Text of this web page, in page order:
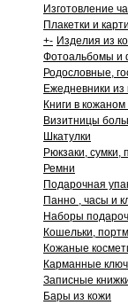
Изготовление
Плакетки и
+- Изделия из
Фотоальбомы и
Родословные,
Ежедневники из
Книги в
Визитницы
Шкатулки
Рюкзаки, сумки,
Ремни
Подарочная
Панно , часы и
Наборы
Кошельки,
Кожаные
Карманные
Записные
Бары из кожи